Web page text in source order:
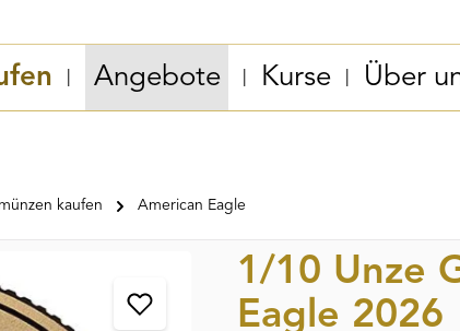
Angebote Kurse Über
kaufen American Eagle
1/10 Unze
Eagle 2026